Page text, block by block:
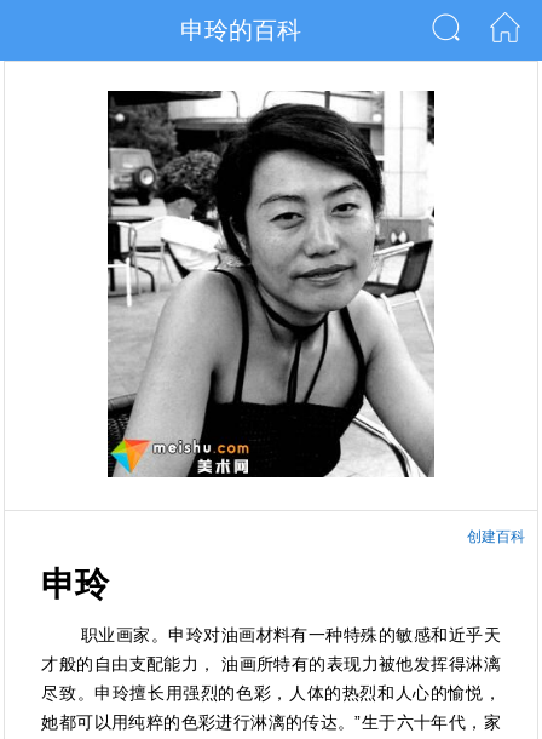
申玲的百科
创建百科
申玲
职业画家。申玲对油画材料有一种特殊的敏感和近乎天
才般的自由支配能力， 油画所特有的表现力被他发挥得淋漓
尽致。申玲擅长用强烈的色彩，人体的热烈和人心的愉悦，
她都可以用纯粹的色彩进行淋漓的传达。”生于六十年代，家